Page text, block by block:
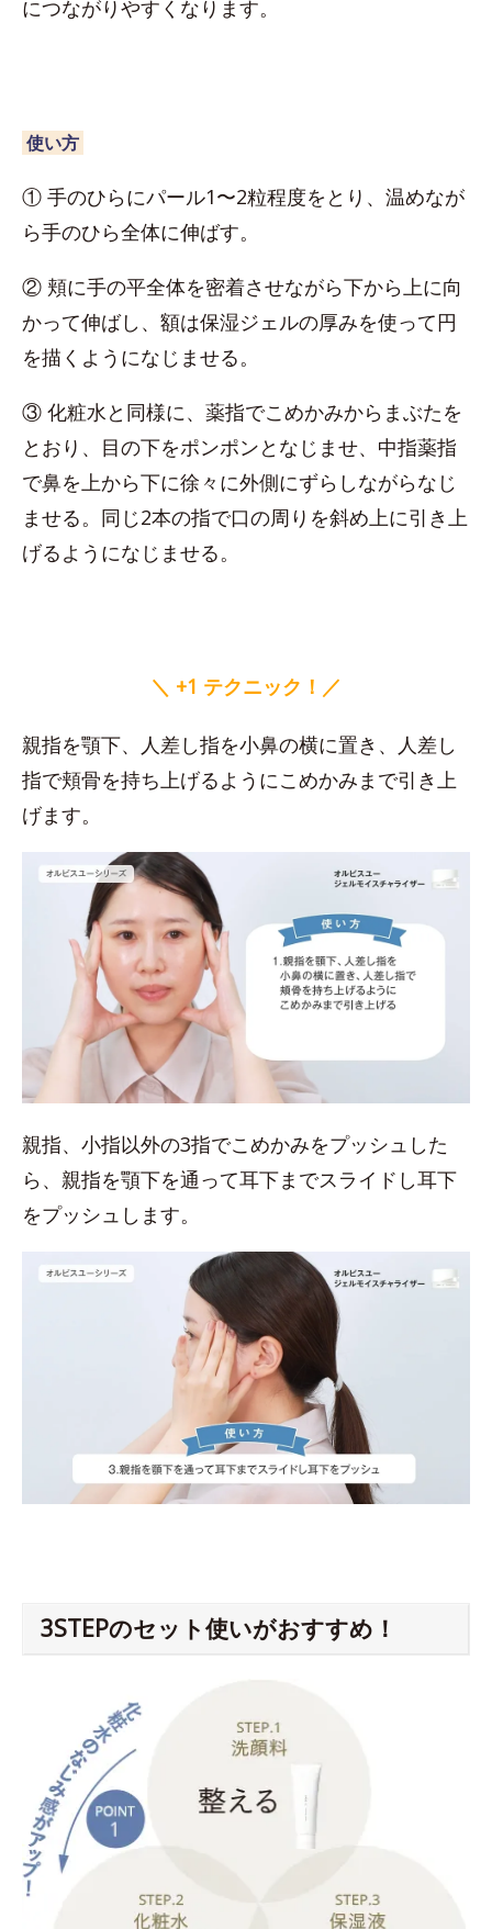
につながりやすくなります。
使い方
① 手のひらにパール1〜2粒程度をとり、温めなが
ら手のひら全体に伸ばす。
② 頬に手の平全体を密着させながら下から上に向
かって伸ばし、額は保湿ジェルの厚みを使って円
を描くようになじませる。
③ 化粧水と同様に、薬指でこめかみからまぶたを
とおり、目の下をポンポンとなじませ、中指薬指
で鼻を上から下に徐々に外側にずらしながらなじ
ませる。同じ2本の指で口の周りを斜め上に引き上
げるようになじませる。
＼ +1 テクニック！／
親指を顎下、人差し指を小鼻の横に置き、人差し
指で頬骨を持ち上げるようにこめかみまで引き上
げます。
親指、小指以外の3指でこめかみをプッシュした
ら、親指を顎下を通って耳下までスライドし耳下
をプッシュします。
3STEPのセット使いがおすすめ！